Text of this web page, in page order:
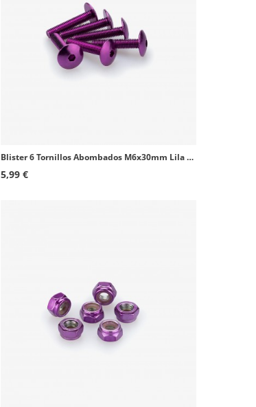
Blister 6 Tornillos Abombados M6x30mm Lila Puig 3995L
5,99 €